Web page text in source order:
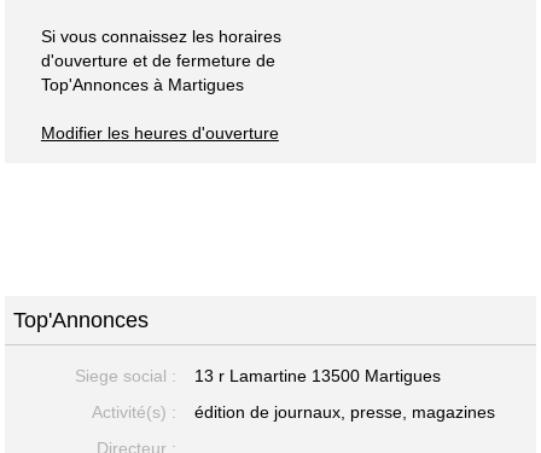
Si vous connaissez les horaires
d'ouverture et de fermeture de
Top'Annonces à Martigues
Modifier les heures d'ouverture
Top'Annonces
Siege social :
13 r Lamartine 13500 Martigues
Activité(s) :
édition de journaux, presse, magazines
Directeur :